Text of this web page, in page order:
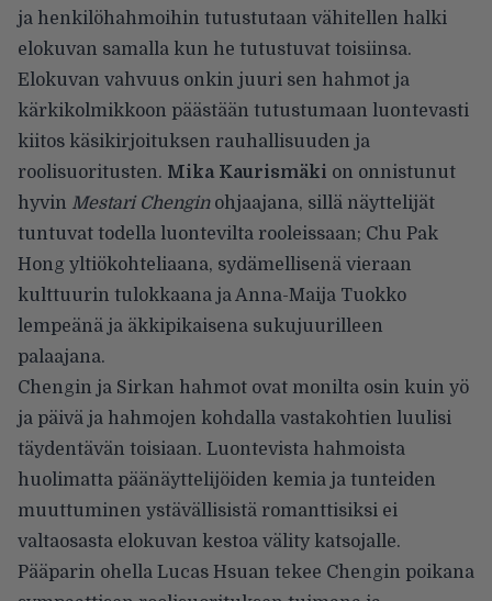
ja henkilöhahmoihin tutustutaan vähitellen halki
elokuvan samalla kun he tutustuvat toisiinsa.
Elokuvan vahvuus onkin juuri sen hahmot ja
kärkikolmikkoon päästään tutustumaan luontevasti
kiitos käsikirjoituksen rauhallisuuden ja
roolisuoritusten. Mika Kaurismäki on onnistunut
hyvin Mestari Chengin ohjaajana, sillä näyttelijät
tuntuvat todella luontevilta rooleissaan; Chu Pak
Hong yltiökohteliaana, sydämellisenä vieraan
kulttuurin tulokkaana ja Anna-Maija Tuokko
lempeänä ja äkkipikaisena sukujuurilleen
palaajana.
Chengin ja Sirkan hahmot ovat monilta osin kuin yö
ja päivä ja hahmojen kohdalla vastakohtien luulisi
täydentävän toisiaan. Luontevista hahmoista
huolimatta päänäyttelijöiden kemia ja tunteiden
muuttuminen ystävällisistä romanttisiksi ei
valtaosasta elokuvan kestoa välity katsojalle.
Pääparin ohella Lucas Hsuan tekee Chengin poikana